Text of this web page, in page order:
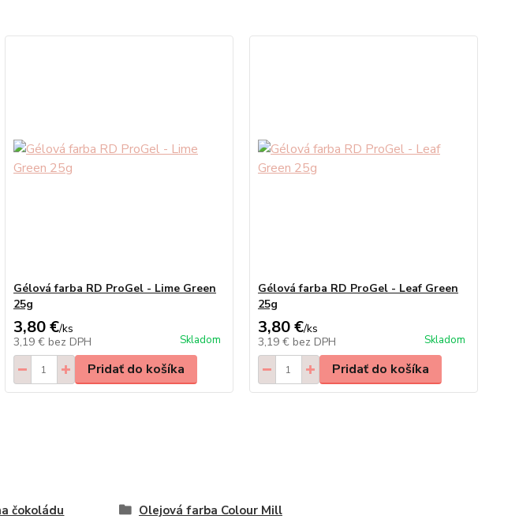
Gélová farba RD ProGel - Lime Green
25g
3,80 €/ks
3,19 € bez DPH Skladom
Pridať do košíka
Gélová farba RD ProGel - Leaf Green
25g
3,80 €/ks
3,19 € bez DPH Skladom
Pridať do košíka
čokoládu Olejová farba Colour Mill